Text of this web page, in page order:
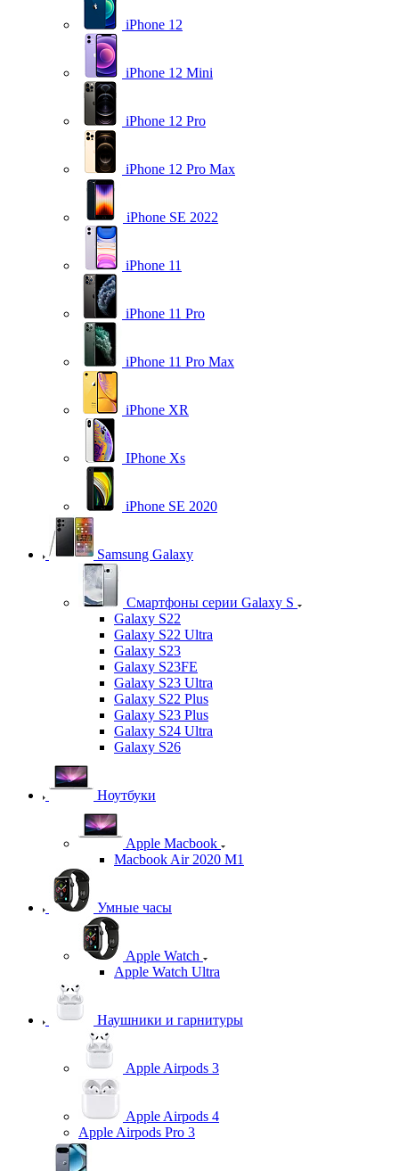
iPhone 12
iPhone 12 Mini
iPhone 12 Pro
iPhone 12 Pro Max
iPhone SE 2022
iPhone 11
iPhone 11 Pro
iPhone 11 Pro Max
iPhone XR
IPhone Xs
iPhone SE 2020
Samsung Galaxy
Смартфоны серии Galaxy S
Galaxy S22
Galaxy S22 Ultra
Galaxy S23
Galaxy S23FE
Galaxy S23 Ultra
Galaxy S22 Plus
Galaxy S23 Plus
Galaxy S24 Ultra
Galaxy S26
Ноутбуки
Apple Macbook
Macbook Air 2020 M1
Умные часы
Apple Watch
Apple Watch Ultra
Наушники и гарнитуры
Apple Airpods 3
Apple Airpods 4
Apple Airpods Pro 3